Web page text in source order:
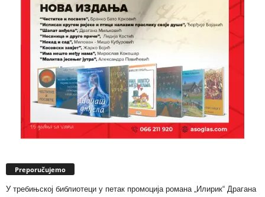
Preporučujemo
У требињској библиотеци у петак промоција романа „Илирик“ Драгана